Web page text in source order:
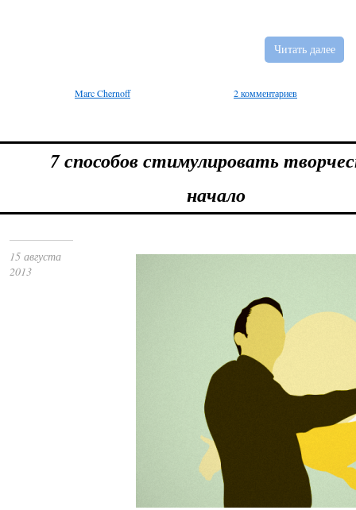
Читать далее
Marc Chernoff 2 комментариев
7 способов стимулировать
начало
15 августа
2013